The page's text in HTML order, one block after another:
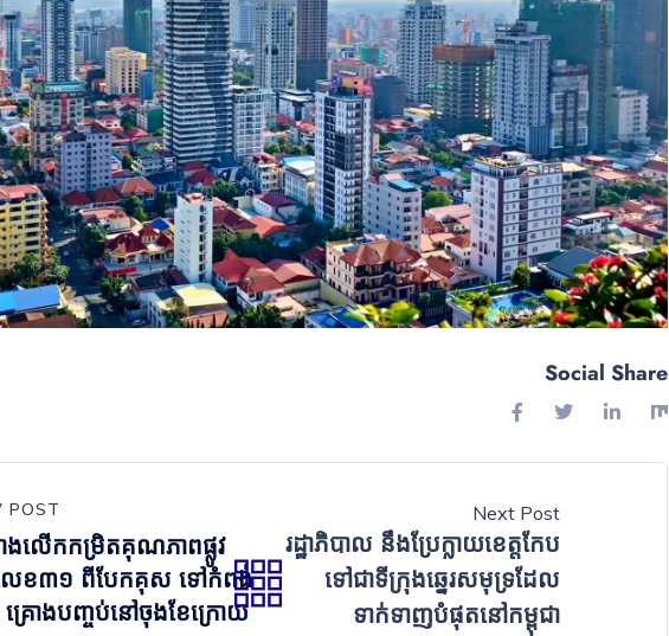
Social Share
POST
ងលើកកម្រិតគុណភាពផ្លូវ
េខ៣១ ពីបែកគុស ទៅកំពង់
គ្រោងបញ្ចប់នៅចុងខែក្រោយ
Next Post
រដ្ឋាភិបាល នឹងប្រែក្លាយខេត្តកែប
ទៅជាទីក្រុងឆ្នេរសមុទ្រដែល
ទាក់ទាញបំផុតនៅកម្ពុជា